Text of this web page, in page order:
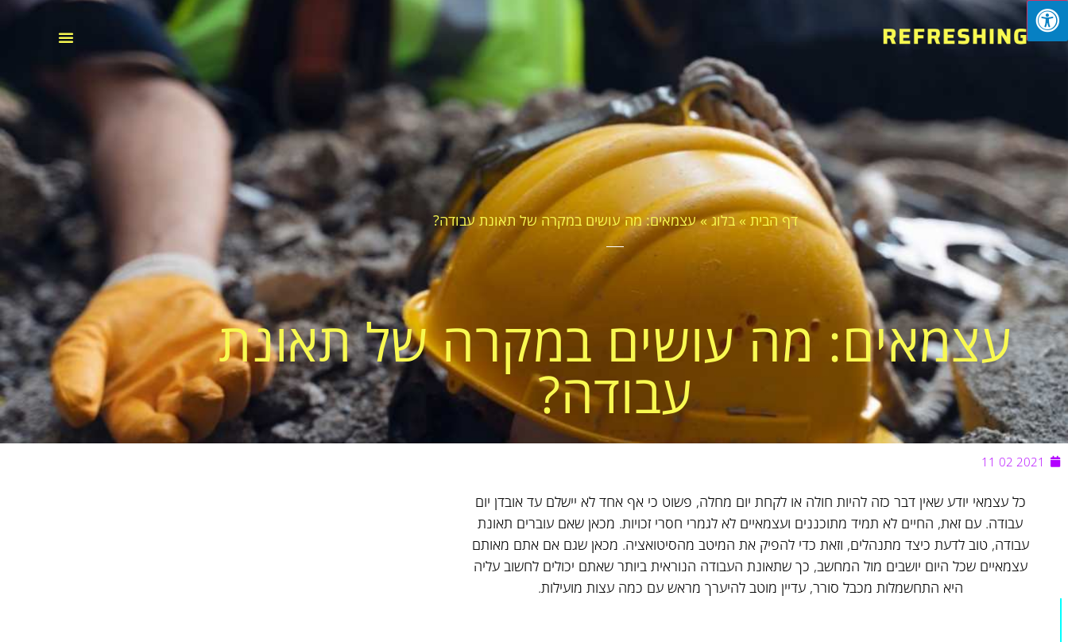
דף הבית »בלוג»עצמאים: מה עושים במקרה של תאונת עבודה?
עצמאים: מה עושים במקרה של תאונת
עבודה?
2021 02 11
כל עצמאי יודע שאין דבר כזה להיות חולה או לקחת יום מחלה, פשוט כי אף אחד לא יישלם עד אובדן יום
עבודה. עם זאת, החיים לא תמיד מתוכננים ועצמאיים לא לגמרי חסרי זכויות. מכאן שאם עוברים תאונת
עבודה, טוב לדעת כיצד מתנהלים, וזאת כדי להפיק את המיטב מהסיטואציה. מכאן שגם אם אתם מאותם
עצמאיים שכל היום יושבים מול המחשב, כך שתאונת העבודה הנוראית ביותר שאתם יכולים לחשוב עליה
היא התחשמלות מכבל סורר, עדיין מוטב להיערך מראש עם כמה עצות מועילות.